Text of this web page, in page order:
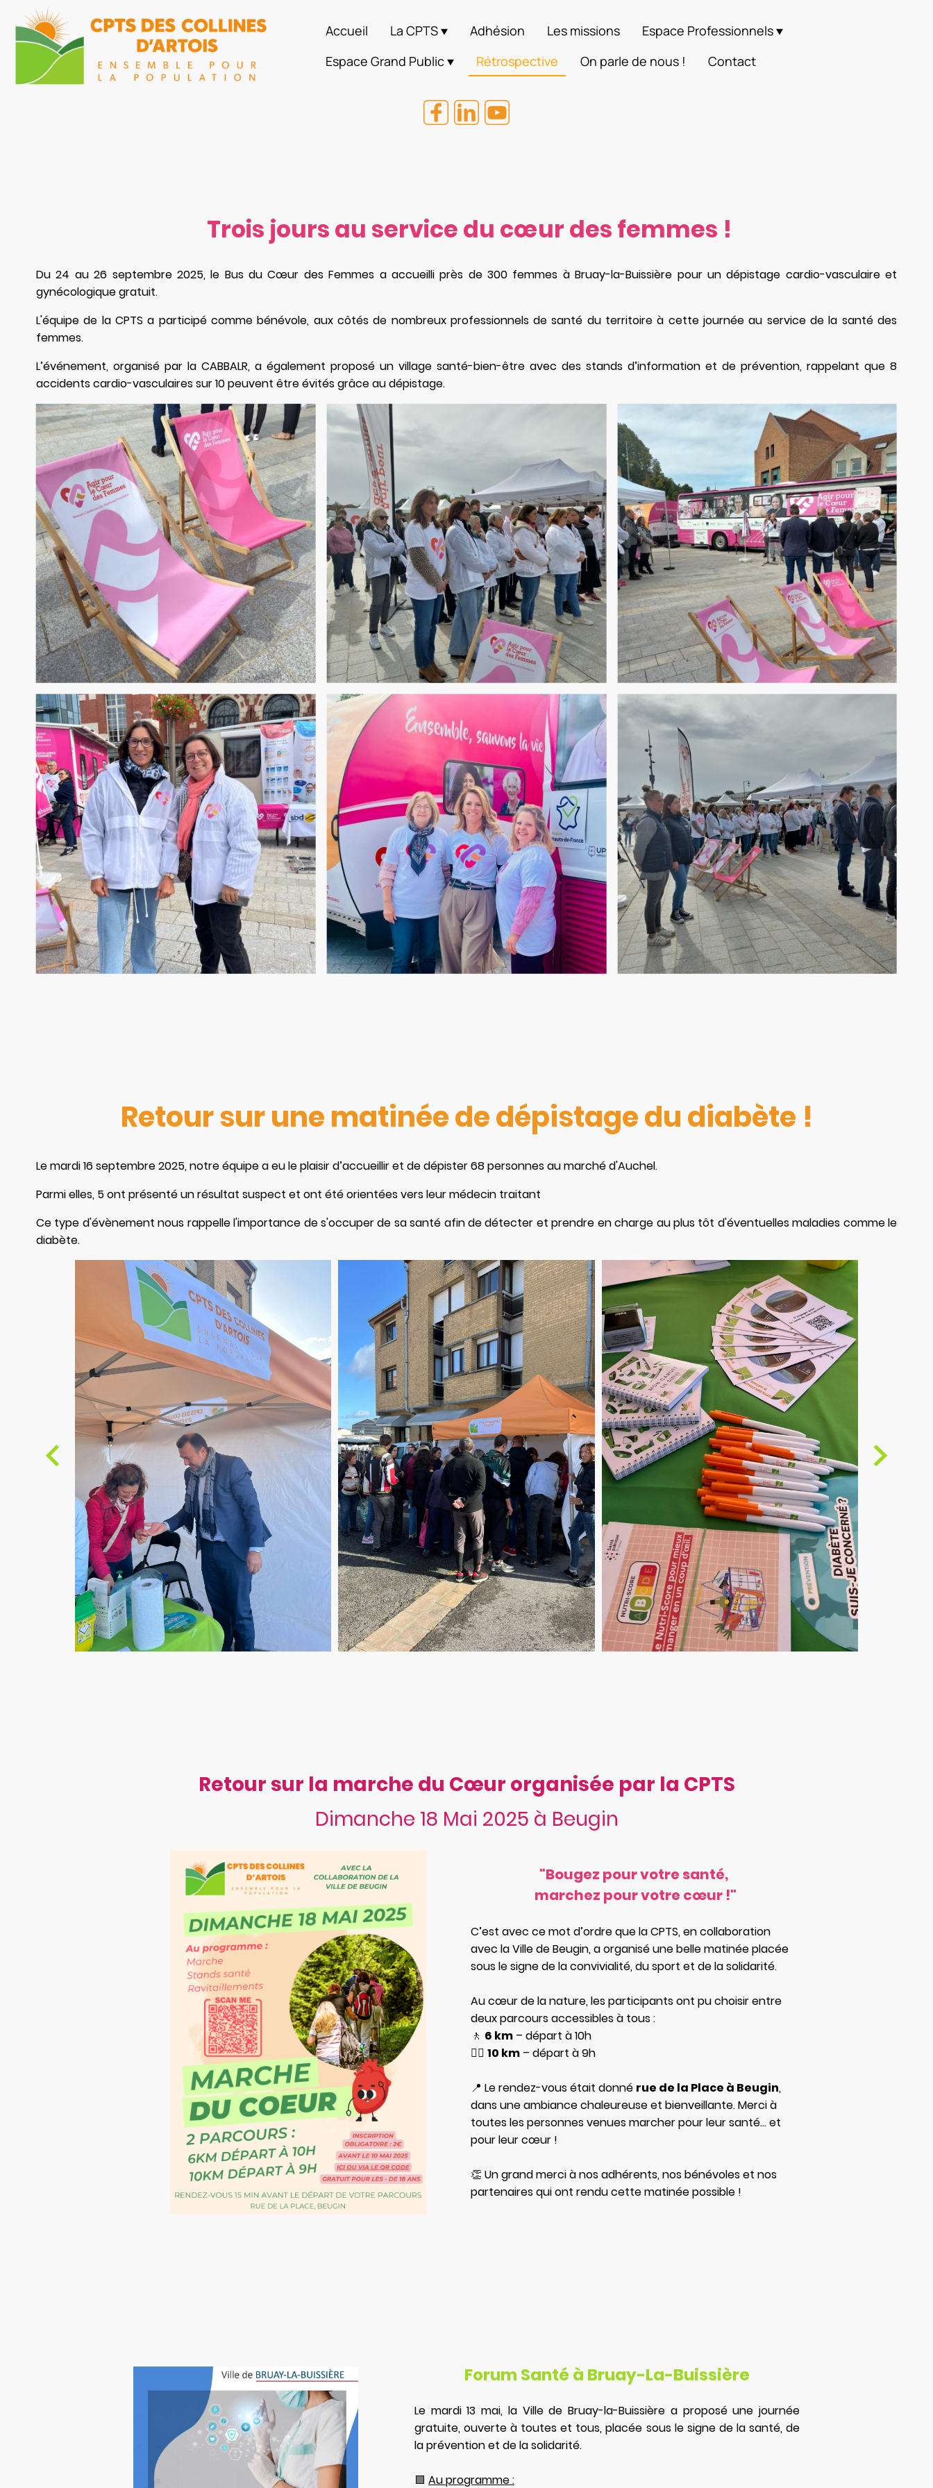
Accueil La CPTS Adhésion Les missions
Espace Professionnels
Espace Grand Public
Rétrospective On parle de nous ! Contact
Trois jours au service du cœur des femmes !
Du 24 au 26 septembre 2025, le Bus du Cœur des Femmes a accueilli près de 300 femmes à Bruay-la-Buissière pour un dépistage cardio-vasculaire et
gynécologique gratuit.
L'équipe de la CPTS a participé comme bénévole, aux côtés de nombreux professionnels de santé du territoire à cette journée au service de la santé des
femmes.
L’événement, organisé par la CABBALR, a également proposé un village santé-bien-être avec des stands d’information et de prévention, rappelant que 8
accidents cardio-vasculaires sur 10 peuvent être évités grâce au dépistage.
Retour sur une matinée de dépistage du diabète !
Le mardi 16 septembre 2025, notre équipe a eu le plaisir d’accueillir et de dépister 68 personnes au marché d'Auchel.
Parmi elles, 5 ont présenté un résultat suspect et ont été orientées vers leur médecin traitant
Ce type d'évènement nous rappelle l'importance de s'occuper de sa santé afin de détecter et prendre en charge au plus tôt d'éventuelles maladies comme le
diabète.
Retour sur la marche du Cœur organisée par la CPTS
Dimanche 18 Mai 2025 à Beugin
"Bougez pour votre santé,
marchez pour votre cœur !"
C’est avec ce mot d’ordre que la CPTS, en collaboration
avec la Ville de Beugin, a organisé une belle matinée placée
sous le signe de la convivialité, du sport et de la solidarité.
Au cœur de la nature, les participants ont pu choisir entre
deux parcours accessibles à tous :
🚶 6 km – départ à 10h
🚶‍♂️ 10 km – départ à 9h
📍 Le rendez-vous était donné rue de la Place à Beugin,
dans une ambiance chaleureuse et bienveillante. Merci à
toutes les personnes venues marcher pour leur santé… et
pour leur cœur !
👏 Un grand merci à nos adhérents, nos bénévoles et nos
partenaires qui ont rendu cette matinée possible !
Forum Santé à Bruay-La-Buissière
Le mardi 13 mai, la Ville de Bruay-la-Buissière a proposé une journée
gratuite, ouverte à toutes et tous, placée sous le signe de la santé, de
la prévention et de la solidarité.
🟩 Au programme :